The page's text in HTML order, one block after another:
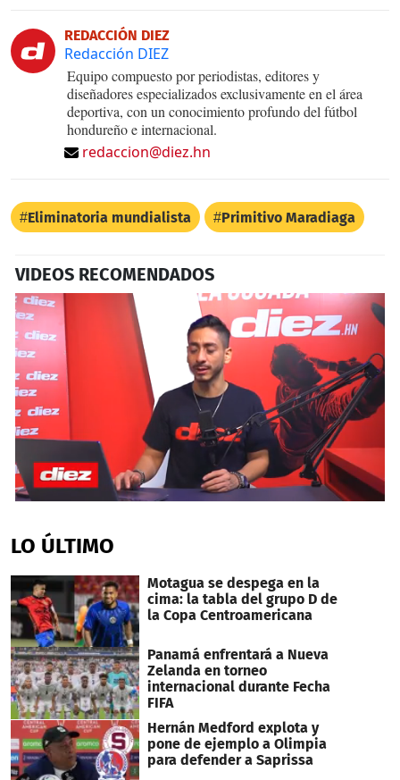
REDACCIÓN DIEZ
Redacción DIEZ
Equipo compuesto por periodistas, editores y
diseñadores especializados exclusivamente en el área
deportiva, con un conocimiento profundo del fútbol
hondureño e internacional.
redaccion@diez.hn
Eliminatoria mundialista Primitivo Maradiaga
VIDEOS RECOMENDADOS
of
4
51
seconds
LO ÚLTIMO
Motagua se despega en la
cima: la tabla del grupo D de
la Copa Centroamericana
Panamá enfrentará a Nueva
Zelanda en torneo
internacional durante Fecha
FIFA
Hernán Medford explota y
pone de ejemplo a Olimpia
para defender a Saprissa